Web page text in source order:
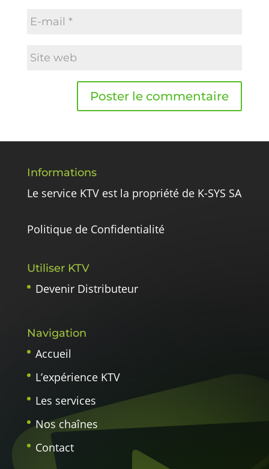
Informations
Le service KTV est la propriété de K-SYS SA
Politique de Confidentialité
Utiliser KTV
Devenir Distributeur
Navigation
Accueil
L’expérience KTV
Les services
Nos chaînes
Contact